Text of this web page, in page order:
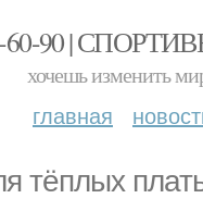
60-90 |
хочешь изменить
главная
тёплых